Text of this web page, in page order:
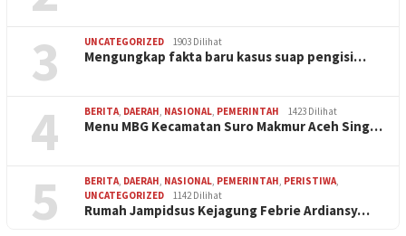
3 UNCATEGORIZED 1903 Dilihat
Mengungkap fakta baru kasus suap pengisi…
4 BERITA, DAERAH, NASIONAL, PEMERINTAH 1423 Dilihat
Menu MBG Kecamatan Suro Makmur Aceh Sing…
5 BERITA, DAERAH, NASIONAL, PEMERINTAH, PERISTIWA,
UNCATEGORIZED
1142 Dilihat
Rumah Jampidsus Kejagung Febrie Ardiansy…